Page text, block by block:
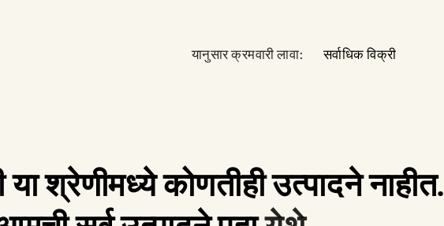
यानुसार क्रमवारी लावा:
श्रेणीमध्ये कोणतीही उत्पादने नाहीत.